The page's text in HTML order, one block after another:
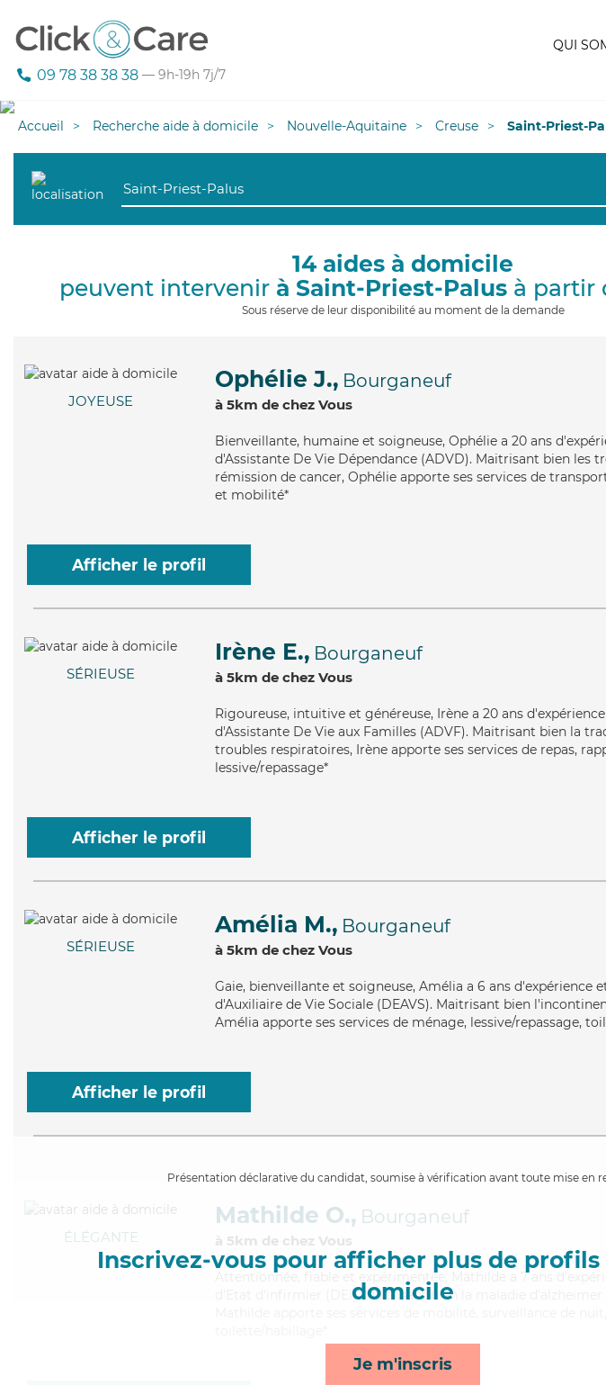
09 78 38 38 38 — 9h-19h 7j/7
QUI
Accueil Recherche aide à domicile Nouvelle-Aquitaine Creuse Saint-Priest-
14 aides à domicile
peuvent intervenir à Saint-Priest-Palus à partir
Sous réserve de leur disponibilité au moment de la demande
JOYEUSE
Ophélie J., Bourganeuf
à 5km de chez Vous
Bienveillante, humaine et soigneuse, Ophélie a 20 ans
d'Assistante De Vie Dépendance (ADVD). Maitrisant bien les
rémission de cancer, Ophélie apporte ses services de
et mobilité*
Afficher le profil
SÉRIEUSE
Irène E., Bourganeuf
à 5km de chez Vous
Rigoureuse, intuitive et généreuse, Irène a 20 ans
d'Assistante De Vie aux Familles (ADVF). Maitrisant bien la
troubles respiratoires, Irène apporte ses services de repas,
lessive/repassage*
Afficher le profil
SÉRIEUSE
Amélia M., Bourganeuf
à 5km de chez Vous
Gaie, bienveillante et soigneuse, Amélia a 6 ans d'expérience
d'Auxiliaire de Vie Sociale (DEAVS). Maitrisant bien
Amélia apporte ses services de ménage, lessive/repassage,
Afficher le profil
Présentation déclarative du candidat, soumise à vérification avant toute mise en
Inscrivez-vous pour afficher plus de profils
domicile
Je m'inscris
ÉLÉGANTE
Mathilde O., Bourganeuf
à 5km de chez Vous
Attentionnée
, fiable et expérimentée, Mathilde a 7 ans
d'Etat d'infirmier (DEI). Maitrisant bien la maladie d'alzheimer